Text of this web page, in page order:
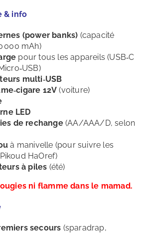
& info
(power banks) (capacité
000 mAh)
pour tous les appareils (USB‑C
multi‑USB
12V (voiture)
LED
de rechange(AA/AAA/D, selon
à manivelle (pour suivre les
HaOref)
à piles (été)
ni flamme dans le mamad.
secours (sparadrap,